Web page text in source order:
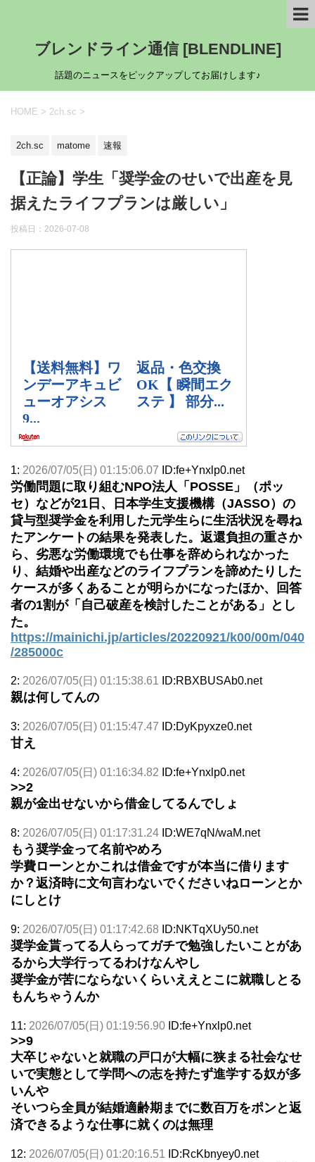
ブレンドライン通信 [BLENDLINE]
話題のニュースをピックアップしてお届けします♪
HOME > 2ch.sc >
2ch.sc matome 速報
【正論】学生「奨学金のせいで出産を見
据えたライフプランは厳しい」
投稿日： 2026-07-08
1: 2026/07/05(日) 01:15:06.07 ID:fe+Ynxlp0.net
労働問題に取り組むNPO法人「POSSE」（ポッ
セ）などが21日、日本学生支援機構（JASSO）の
貸与型奨学金を利用した元学生らに生活状況を尋ね
たアンケートの結果を発表した。返還負担の重さか
ら、劣悪な労働環境でも仕事を辞められなかった
り、結婚や出産などのライフプランを諦めたりした
ケースが多くあることが明らかになったほか、回答
者の1割が「自己破産を検討したことがある」とし
た。
https://mainichi.jp/articles/20220921/k00/00m/040
/285000c
2: 2026/07/05(日) 01:15:38.61 ID:RBXBUSAb0.net
親は何してんの
3: 2026/07/05(日) 01:15:47.47 ID:DyKpyxze0.net
甘え
4: 2026/07/05(日) 01:16:34.82 ID:fe+Ynxlp0.net
>>2
親が金出せないから借金してるんでしょ
8: 2026/07/05(日) 01:17:31.24 ID:WE7qN/waM.net
もう奨学金って名前やめろ
学費ローンとかこれは借金ですが本当に借ります
か？返済時に文句言わないでくださいねローンとか
にしとけ
9: 2026/07/05(日) 01:17:42.68 ID:NKTqXUy50.net
奨学金貰ってる人らってガチで勉強したいことがあ
るから大学行ってるわけなんやし
奨学金が苦にならないくらいええとこに就職しとる
もんちゃうんか
11: 2026/07/05(日) 01:19:56.90 ID:fe+Ynxlp0.net
>>9
大卒じゃないと就職の戸口が大幅に狭まる社会なせ
いで実態として学問への志を持たず進学する奴が多
いんや
そいつら全員が結婚適齢期までに数百万をポンと返
済できるような仕事に就くのは無理
12: 2026/07/05(日) 01:20:16.51 ID:RcKbnyey0.net